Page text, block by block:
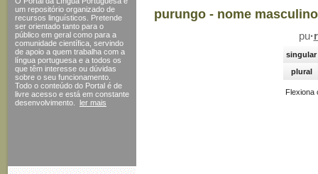
um repositório organizado de
recursos linguísticos. Pretende
ser orientado tanto para o
público em geral como para a
comunidade científica, servindo
de apoio a quem trabalha com a
língua portuguesa e a todos os
que têm interesse ou dúvidas
sobre o seu funcionamento.
Todo o conteúdo do Portal é de
livre acesso e está em constante
desenvolvimento.
ler mais
purungo - nome masculino
pu·
singular
plural
Flexiona